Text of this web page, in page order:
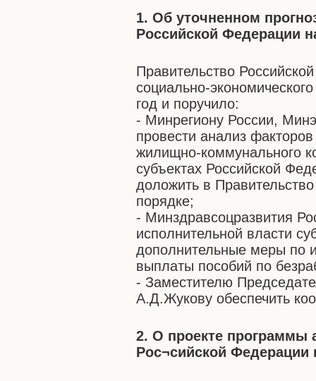
1. Об уточненном
Российской Федерации
Правительство
социально-
год и поручило:
- Минрегиону России,
провести анализ
жилищно-коммунального
субъектах Российской
доложить в
порядке;
- Минздравсоцразвития
исполнительной власти
дополнительные меры по
выплаты пособий по
- Заместителю
А.Д.Жукову обеспечить
2. О проекте программы
Рос¬сийской Федерации